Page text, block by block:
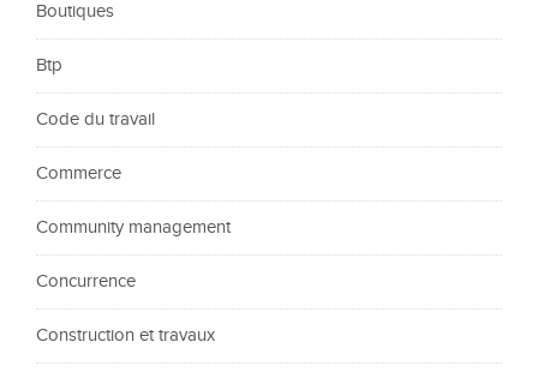
Boutiques
Btp
Code du travail
Commerce
Community management
Concurrence
Construction et travaux